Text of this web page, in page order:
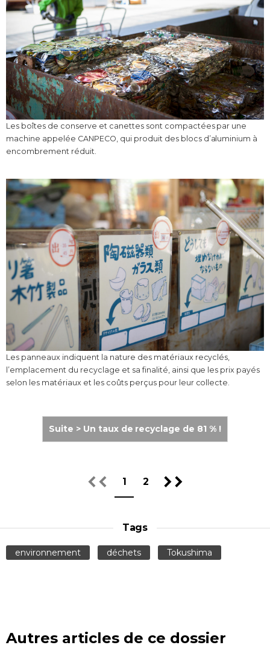
Les boîtes de conserve et canettes sont compactées par une
machine appelée CANPECO, qui produit des blocs d’aluminium à
encombrement réduit.
Les panneaux indiquent la nature des matériaux recyclés,
l’emplacement du recyclage et sa finalité, ainsi que les prix payés
selon les matériaux et les coûts perçus pour leur collecte.
Suite > Un taux de recyclage de 81 % !
1 2
Tags
environnement déchets Tokushima
Autres articles de ce dossier